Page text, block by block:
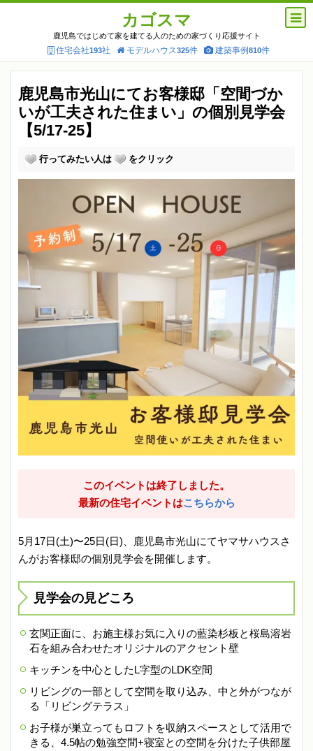
カゴスマ
鹿児島ではじめて家を建てる人のための家づくり応援サイト
住宅会社193社 モデルハウス325件 建築事例810件
鹿児島市光山にてお客様邸「空間づか
いが工夫された住まい」の個別見学会
【5/17-25】
行ってみたい人は をクリック
このイベントは終了しました。
最新の住宅イベントはこちらから
5月17日(土)〜25日(日)、鹿児島市光山にてヤマサハウスさ
んがお客様邸の個別見学会を開催します。
見学会の見どころ
玄関正面に、お施主様お気に入りの藍染杉板と桜島溶岩
石を組み合わせたオリジナルのアクセント壁
キッチンを中心としたL字型のLDK空間
リビングの一部として空間を取り込み、中と外がつなが
る「リビングテラス」
お子様が巣立ってもロフトを収納スペースとして活用で
きる、4.5帖の勉強空間+寝室との空間を分けた子供部屋